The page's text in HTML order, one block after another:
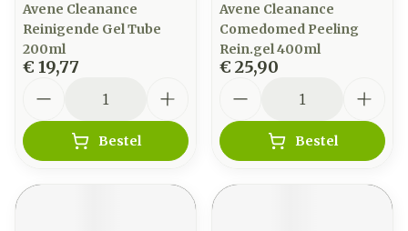
Avene Cleanance
Reinigende Gel Tube
200ml
€ 19,77
Bestel
Avene Cleanance
Comedomed Peeling
Rein.gel 400ml
€ 25,90
Bestel